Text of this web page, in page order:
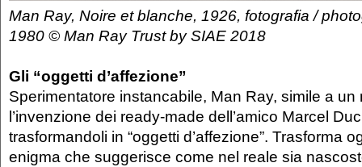
Man Ray, Noire et blanche, 1926, fotografia /
1980 © Man Ray Trust by SIAE 2018
Gli “oggetti d’affezione”
Sperimentatore instancabile, Man Ray, simile a un
l’invenzione dei ready-made dell’amico Marcel
trasformandoli in “oggetti d’affezione”. Trasforma
enigma che suggerisce come nel reale sia